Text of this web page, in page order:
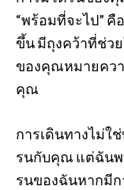
“พร้อมที่จะไป”
ขึ้น มีถุงคว้าที่ช่ว
ของคุณหมายคว
คุณ
การเดินทางไม่ใ
รนกับคุณ แต่ฉันพ
รนของฉันหากมี